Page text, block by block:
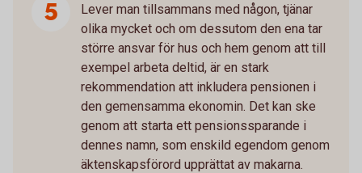
Lever man tillsammans med någon, tjänar
olika mycket och om dessutom den ena tar
större ansvar för hus och hem genom att till
exempel arbeta deltid, är en stark
rekommendation att inkludera pensionen i
den gemensamma ekonomin. Det kan ske
genom att starta ett pensionssparande i
dennes namn, som enskild egendom genom
äktenskapsförord upprättat av makarna.